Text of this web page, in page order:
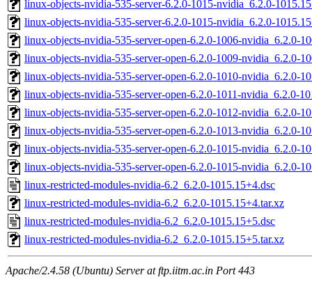
linux-objects-nvidia-535-server-6.2.0-1015-nvidia_6.2.0-
linux-objects-nvidia-535-server-6.2.0-1015-nvidia_6.2.0-
linux-objects-nvidia-535-server-open-6.2.0-1006-nvidia_6.2.0-
linux-objects-nvidia-535-server-open-6.2.0-1009-nvidia_6.2.0-
linux-objects-nvidia-535-server-open-6.2.0-1010-nvidia_6.2.0-
linux-objects-nvidia-535-server-open-6.2.0-1011-nvidia_6.2.0-
linux-objects-nvidia-535-server-open-6.2.0-1012-nvidia_6.2.0-
linux-objects-nvidia-535-server-open-6.2.0-1013-nvidia_6.2.0-
linux-objects-nvidia-535-server-open-6.2.0-1015-nvidia_6.2.0-
linux-objects-nvidia-535-server-open-6.2.0-1015-nvidia_6.2.0-
linux-restricted-modules-nvidia-6.2_6.2.0-1015.15+4.dsc
linux-restricted-modules-nvidia-6.2_6.2.0-1015.15+4.tar.xz
linux-restricted-modules-nvidia-6.2_6.2.0-1015.15+5.dsc
linux-restricted-modules-nvidia-6.2_6.2.0-1015.15+5.tar.xz
Apache/2.4.58 (Ubuntu) Server at ftp.iitm.ac.in Port 443